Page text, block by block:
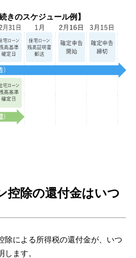
きのスケジュール例】
控除の還付金はいつ
除による所得税の還付金が、いつ
ます。